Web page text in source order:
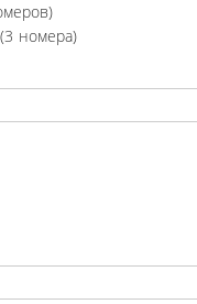
номера)